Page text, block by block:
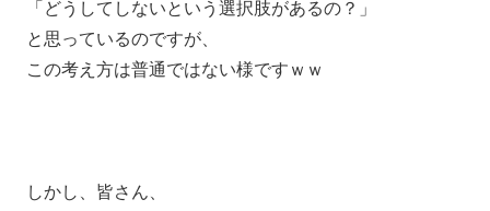
「どうしてしないという選択肢があるの？」
と思っているのですが、
この考え方は普通ではない様ですｗｗ
しかし、皆さん、